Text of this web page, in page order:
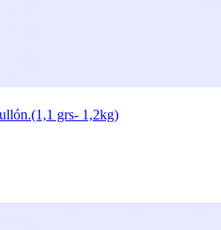
grs- 1,2kg)